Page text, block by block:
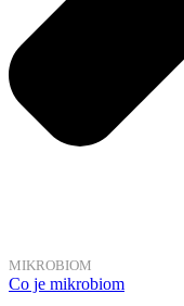
MIKROBIOM
Co je mikrobiom